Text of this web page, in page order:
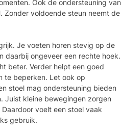
Ook de ondersteuning van
Zonder voldoende steun neemt de
Je voeten horen stevig op de
daarbij ongeveer een rechte hoek.
beter. Verder helpt een goed
te beperken. Let ook op
stoel mag ondersteuning bieden
Juist kleine bewegingen zorgen
voelt een stoel vaak
gebruik.